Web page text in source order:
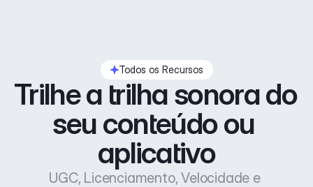
Todos os Recursos
Trilhe a trilha sonora do
seu conteúdo ou
aplicativo
UGC, Licenciamento, Velocidade e